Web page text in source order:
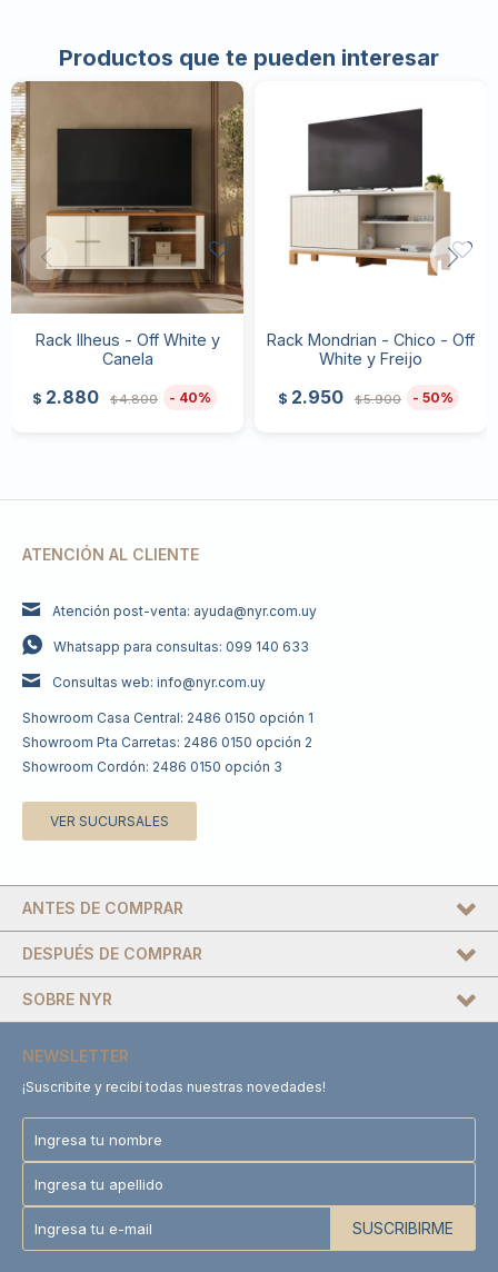
Productos que te pueden interesar
Rack Ilheus - Off White y
Canela
$ 2.880 $4.800 40
Rack Mondrian - Chico - Off
White y Freijo
$ 2.950 $5.900 50
ATENCIÓN AL CLIENTE
Atención post-venta: ayuda@nyr.com.uy
Whatsapp para consultas: 099 140 633
Consultas web: info@nyr.com.uy
Showroom Casa Central: 2486 0150 opción 1
Showroom Pta Carretas: 2486 0150 opción 2
Showroom Cordón: 2486 0150 opción 3
VER SUCURSALES
DESPUÉS DE COMPRAR
SOBRE NYR
ANTES DE COMPRAR
NEWSLETTER
¡Suscribite y recibí todas nuestras novedades!
SUSCRIBIRME